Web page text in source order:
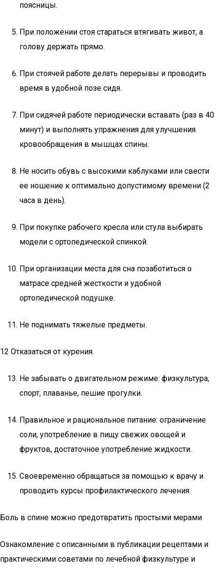
поясницы.
При положении стоя стараться втягивать живот, а
голову держать прямо.
При стоячей работе делать перерывы и проводить
время в удобной позе сидя.
При сидячей работе периодически вставать (раз в 40
минут) и выполнять упражнения для улучшения
кровообращения в мышцах спины.
Не носить обувь с высокими каблуками или свести
ее ношение к оптимально допустимому времени (2
часа в день).
При покупке рабочего кресла или стула выбирать
модели с ортопедической спинкой.
При организации места для сна позаботиться о
матрасе средней жесткости и удобной
ортопедической подушке.
Не поднимать тяжелые предметы.
12 Отказаться от курения.
Не забывать о двигательном режиме: физкультура,
спорт, плаванье, пешие прогулки.
Правильное и рациональное питание: ограничение
соли, употребление в пищу свежих овощей и
фруктов, достаточное употребление жидкости.
Своевременно обращаться за помощью к врачу и
проводить курсы профилактического лечения.
Боль в спине можно предотвратить простыми мерами
Ознакомление с описанными в публикации рецептами и
практическими советами по лечебной физкультуре и